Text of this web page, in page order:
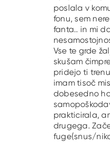
poslala v
fonu, sem
fanta.. in mi
Vse te grde
skušam
pridejo ti
imam tisoč
dobesedno
prakticirala,
drugega.
fuge(snus/